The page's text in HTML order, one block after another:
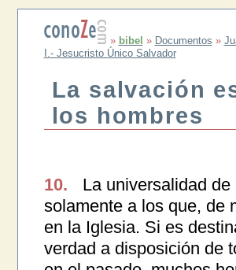
» bibel » Documentos »
I.- Jesucristo Único Salvador
La salvación
los hombres
10.
La universalidad
solamente a los que, de
en la Iglesia. Si es
verdad a disposición de